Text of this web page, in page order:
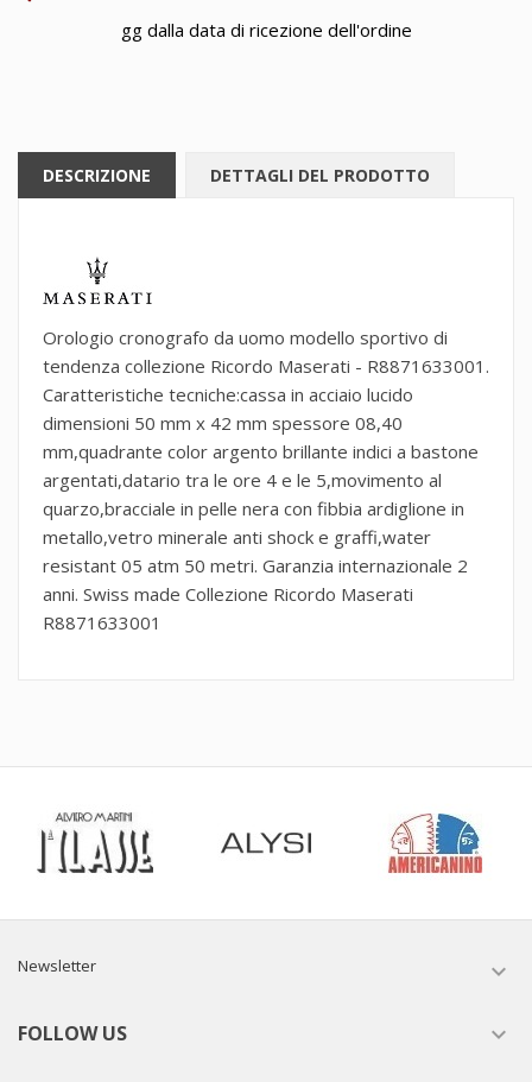
gg dalla data di ricezione dell'ordine
DESCRIZIONE DETTAGLI DEL PRODOTTO
Orologio cronografo da uomo modello sportivo di
tendenza collezione Ricordo Maserati - R8871633001.
Caratteristiche tecniche:cassa in acciaio lucido
dimensioni 50 mm x 42 mm spessore 08,40
mm,quadrante color argento brillante indici a bastone
argentati,datario tra le ore 4 e le 5,movimento al
quarzo,bracciale in pelle nera con fibbia ardiglione in
metallo,vetro minerale anti shock e graffi,water
resistant 05 atm 50 metri. Garanzia internazionale 2
anni. Swiss made Collezione Ricordo Maserati
R8871633001
Newsletter 
FOLLOW US 